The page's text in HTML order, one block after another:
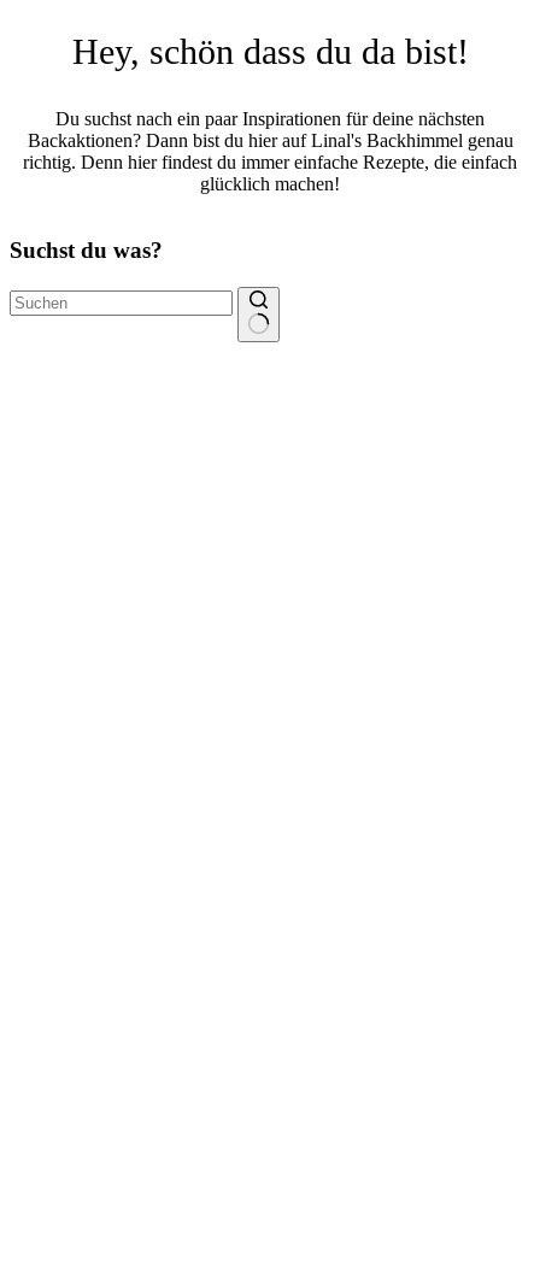
Hey, schön dass du da bist!
Du suchst nach ein paar Inspirationen für deine nächsten
Backaktionen? Dann bist du hier auf Linal's Backhimmel genau
richtig. Denn hier findest du immer einfache Rezepte, die einfach
glücklich machen!
Suchst du was?